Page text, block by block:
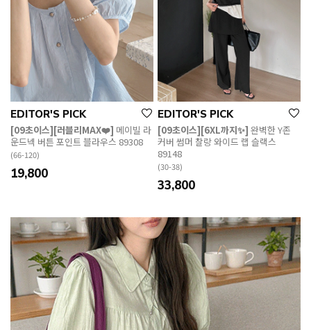
EDITOR'S PICK
[09초이스][러블리MAX❤️] 메이빌 라
운드넥 버튼 포인트 블라우스 89308
(66-120)
19,800
EDITOR'S PICK
[09초이스][6XL까지✨] 완벽한 Y존
커버 썸머 찰랑 와이드 랩 슬랙스
89148
(30-38)
33,800